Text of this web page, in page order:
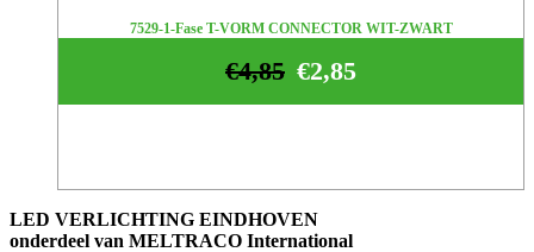
7529-1-Fase T-VORM CONNECTOR WIT-ZWART
€2,85
€4,85
LED VERLICHTING EINDHOVEN
onderdeel van MELTRACO International